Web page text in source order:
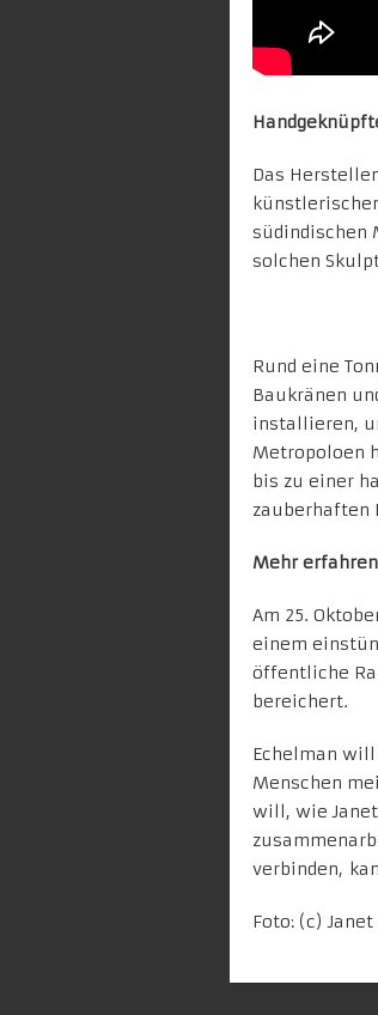
Das
südindischen
solchen
Rund eine
Baukränen
installieren,
Metropoloen
bis zu einer
zauberhaften
Mehr
Am 25.
einem
öffentliche
bereichert.
Echelman
Menschen
will, wie
verbinden,
Foto: (c)Janet